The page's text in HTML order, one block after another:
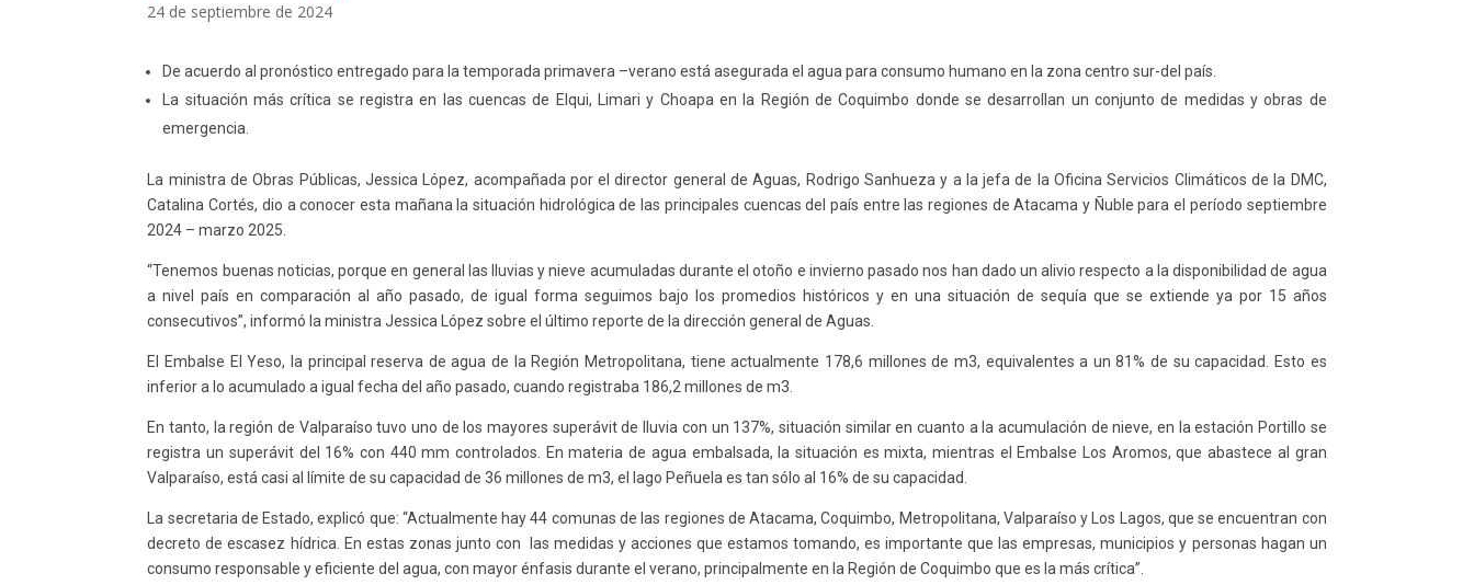
24 de septiembre de 2024
De acuerdo al pronóstico entregado para la temporada primavera –verano está asegurada el agua para consumo humano en la zona centro sur-del país.
La situación más crítica se registra en las cuencas de Elqui, Limari y Choapa en la Región de Coquimbo donde se desarrollan un conjunto de medidas y obras de
emergencia.
La ministra de Obras Públicas, Jessica López, acompañada por el director general de Aguas, Rodrigo Sanhueza y a la jefa de la Oficina Servicios Climáticos de la DMC,
Catalina Cortés, dio a conocer esta mañana la situación hidrológica de las principales cuencas del país entre las regiones de Atacama y Ñuble para el período septiembre
2024 – marzo 2025.
“Tenemos buenas noticias, porque en general las lluvias y nieve acumuladas durante el otoño e invierno pasado nos han dado un alivio respecto a la disponibilidad de agua
a nivel país en comparación al año pasado, de igual forma seguimos bajo los promedios históricos y en una situación de sequía que se extiende ya por 15 años
consecutivos”, informó la ministra Jessica López sobre el último reporte de la dirección general de Aguas.
El Embalse El Yeso, la principal reserva de agua de la Región Metropolitana, tiene actualmente 178,6 millones de m3, equivalentes a un 81% de su capacidad. Esto es
inferior a lo acumulado a igual fecha del año pasado, cuando registraba 186,2 millones de m3.
En tanto, la región de Valparaíso tuvo uno de los mayores superávit de lluvia con un 137%, situación similar en cuanto a la acumulación de nieve, en la estación Portillo se
registra un superávit del 16% con 440 mm controlados. En materia de agua embalsada, la situación es mixta, mientras el Embalse Los Aromos, que abastece al gran
Valparaíso, está casi al límite de su capacidad de 36 millones de m3, el lago Peñuela es tan sólo al 16% de su capacidad.
La secretaria de Estado, explicó que: “Actualmente hay 44 comunas de las regiones de Atacama, Coquimbo, Metropolitana, Valparaíso y Los Lagos, que se encuentran con
decreto de escasez hídrica. En estas zonas junto con las medidas y acciones que estamos tomando, es importante que las empresas, municipios y personas hagan un
consumo responsable y eficiente del agua, con mayor énfasis durante el verano, principalmente en la Región de Coquimbo que es la más crítica”.